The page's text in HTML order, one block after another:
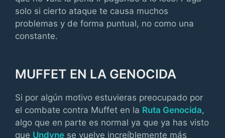
solo si cierto ataque te causa muchos
problemas y de forma puntual, no como una
constante.
MUFFET EN LA GENOCIDA
Si por algún motivo estuvieras preocupado por
el combate contra Muffet en la Ruta Genocida,
algo que en parte es normal ya que ya has visto
que Undyne se vuelve increíblemente más